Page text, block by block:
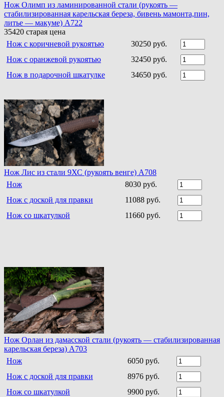
Нож Олимп из ламинированной стали (рукоять —
стабилизированная карельская береза, бивень мамонта,пин,
литье — макуме) A722
35420 старая цена
Нож c коричневой рукоятью
30250 руб.
Нож с оранжевой рукоятью
32450 руб.
Нож в подарочной шкатулке
34650 руб.
Нож Лис из стали 9ХС (рукоять венге) A708
Нож
8030 руб.
Нож с доской для правки
11088 руб.
Нож со шкатулкой
11660 руб.
Нож Орлан из дамасской стали (рукоять — стабилизированная
карельская береза) A703
Нож
6050 руб.
Нож с доской для правки
8976 руб.
Нож со шкатулкой
9900 руб.